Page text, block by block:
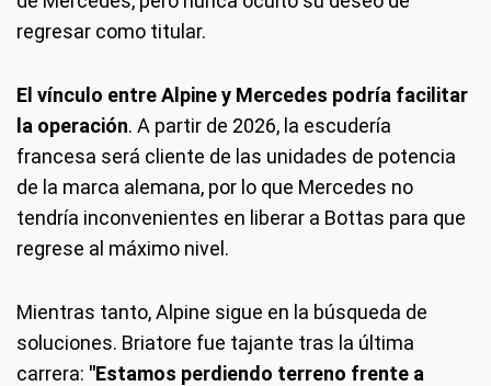
regresar como titular.
El vínculo entre Alpine y Mercedes podría facilitar
la operación. A partir de 2026, la escudería
francesa será cliente de las unidades de potencia
de la marca alemana, por lo que Mercedes no
tendría inconvenientes en liberar a Bottas para que
regrese al máximo nivel.
Mientras tanto, Alpine sigue en la búsqueda de
soluciones. Briatore fue tajante tras la última
carrera: "Estamos perdiendo terreno frente a